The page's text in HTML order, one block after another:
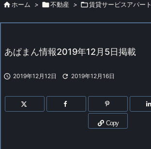
 ホーム > 不動産 > 賃貸サービスアパート
あぱまん情報2019年12月5日掲載
 2019年12月12日  2019年12月16日
Copy